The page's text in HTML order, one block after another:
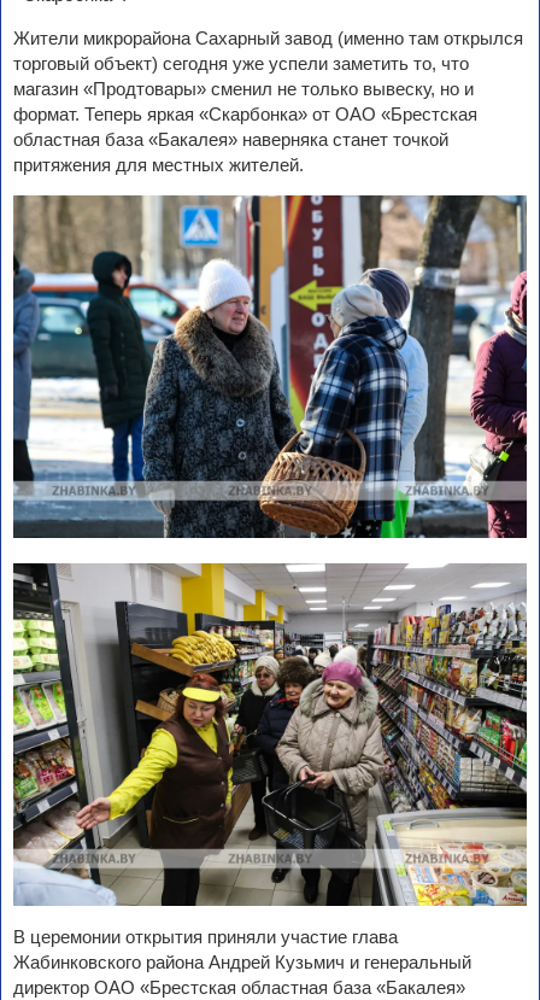
Жители микрорайона Сахарный завод (именно там открылся
торговый объект) сегодня уже успели заметить то, что
магазин «Продтовары» сменил не только вывеску, но и
формат. Теперь яркая «Скарбонка» от ОАО «Брестская
областная база «Бакалея» наверняка станет точкой
притяжения для местных жителей.
В церемонии открытия приняли участие глава
Жабинковского района Андрей Кузьмич и генеральный
директор ОАО «Брестская областная база «Бакалея»